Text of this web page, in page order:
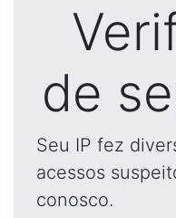
de
Seu IP fez
acessos
conosco.